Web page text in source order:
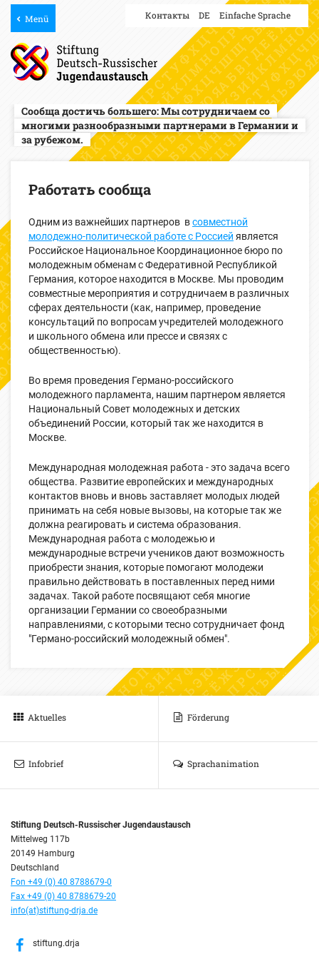
Menü Контакты DE Einfache Sprache
Сообща достичь большего: Мы сотрудничаем со
многими разнообразными партнерами в Германии и
за рубежом.
Работать сообща
Одним из важнейших партнеров всовместной
молодежно-политической работе с Россией является
Российское Национальное Координационное бюро по
молодежным обменам с Федеративной Республикой
Германия, которое находится в Москве. Мы проводим
совместные мероприятия и сотрудничаем в различных
сферах деятельности (как, например, проведение
консультаций по вопросам учредителей молодежного
и школьного обмена или прессе и связях с
общественностью).
Во время проведения Германо-российского
молодежного парламента, нашим партнером является
Национальный Совет молодежных и детских
объединений России, который так же находится в
Москве.
Международная молодежная работа - это задача всего
общества. Развитие европейских и международных
контактов вновь и вновь заставляет молодых людей
принимать на себя новые вызовы, на которые так же
должна реагировать и система образования.
Международная работа с молодежью и
международные встречи учеников дают возможность
приобрести знания, которые помогают молодежи
правильно действовать в поставленных перед ними
задачах. Такой работе посвящают себя многие
организации Германии со своеобразными
направлениями, с которыми тесно сотрудничает фонд
"Германо-российский молодежный обмен".
Aktuelles Förderung
Infobrief Sprachanimation
Stiftung Deutsch-Russischer Jugendaustausch
Mittelweg 117b
20149 Hamburg
Deutschland
Fon +49 (0) 40 8788679-0
Fax +49 (0) 40 8788679-20
info(at)stiftung-drja.de
stiftung.drja